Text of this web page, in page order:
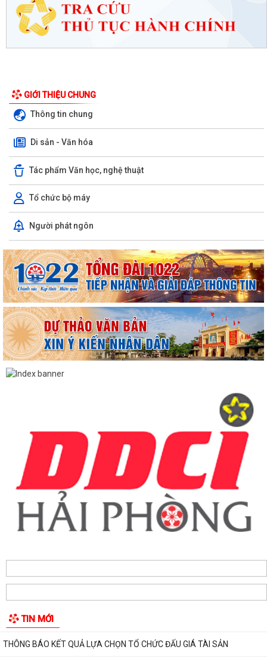
GIỚI THIỆU CHUNG
Thông tin chung
Di sản - Văn hóa
Tác phẩm Văn học, nghệ thuật
Tổ chức bộ máy
Người phát ngôn
TIN MỚI
Hộ dân phường Hải An tự nguyện hiến 131,2 m² đất phục vụ mở rộng
tuyến đường trước cửa trường THPT...
Các ngày lễ, ngày kỷ niệm nổi bật trong tháng 8
NHANH CHÓNG, TIỆN LỢI
kiến nghị liên quan đến việc giải...
THÔNG BÁO KẾT QUẢ LỰA CHỌN TỔ CHỨC ĐẤU GIÁ TÀI SẢN